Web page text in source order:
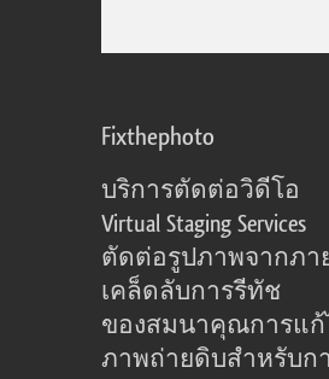
Fixthephoto
บริการตัดต่อวิดีโอ
Virtual Staging Services
ตัดต่อรูปภาพจากภา
เคล็ดลับการรีทัช
ของสมนาคุณการแ
ภาพถ่ายดิบสำหรับก